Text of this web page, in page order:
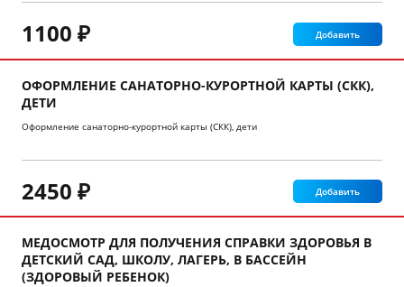
1100 ₽ Добавить
ОФОРМЛЕНИЕ САНАТОРНО-КУРОРТНОЙ КАРТЫ (СКК),
ДЕТИ
Оформление санаторно-курортной карты (СКК), дети
2450 ₽ Добавить
МЕДОСМОТР ДЛЯ ПОЛУЧЕНИЯ СПРАВКИ ЗДОРОВЬЯ В
ДЕТСКИЙ САД, ШКОЛУ, ЛАГЕРЬ, В БАССЕЙН
(ЗДОРОВЫЙ РЕБЕНОК)